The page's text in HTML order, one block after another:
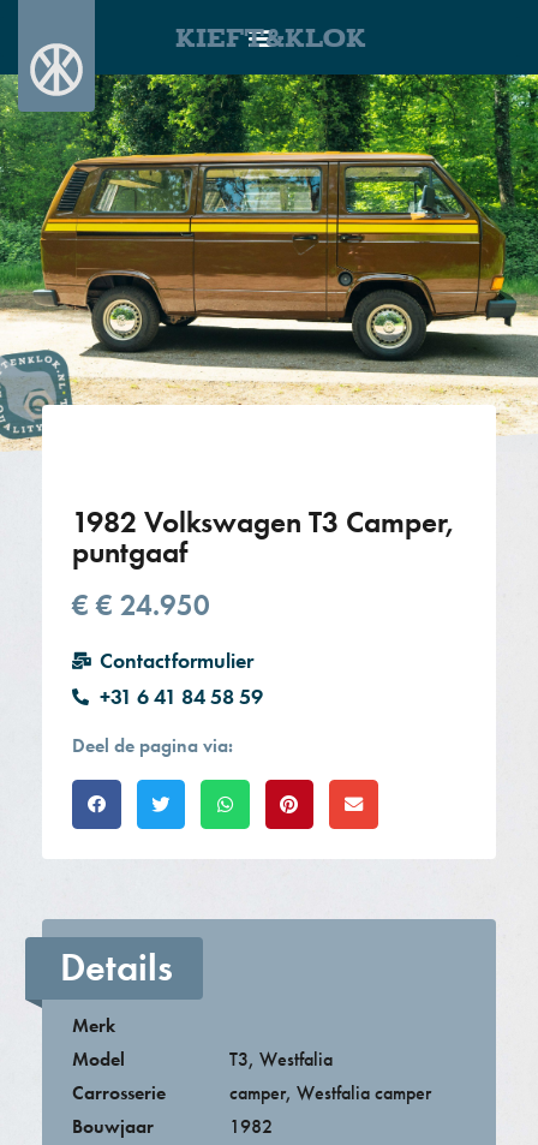
KIEFT&KLOK
1982 Volkswagen T3 Camper,
puntgaaf
€€ 24.950
Contactformulier
+31 6 41 84 58 59
Deel de pagina via:
Details
Merk
Model
T3,Westfalia
Carrosserie
camper,Westfalia camper
Bouwjaar
1982